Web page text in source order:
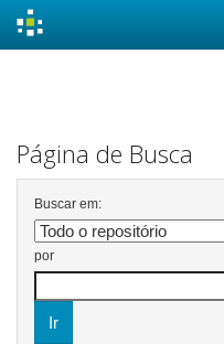
Página de Busca
Buscar em:
por